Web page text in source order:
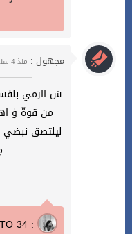
مجهول : منذ 4 سنوات
سَ اارمي
من قوةّ ۈ
ليلتصق نبضي
تـومـه TO 34 :